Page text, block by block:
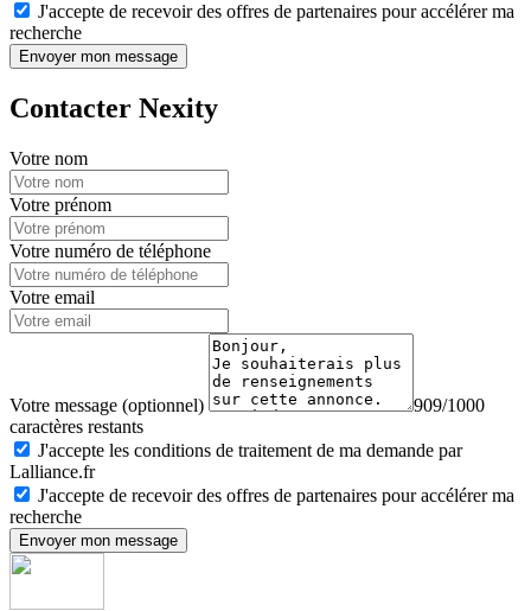
J'accepte de recevoir des offres de partenaires pour accélérer ma
recherche
Envoyer mon message
Contacter Nexity
Votre nom
Votre prénom
Votre numéro de téléphone
Votre email
Votre message (optionnel)
909/1000
caractères restants
J'accepte les conditions de traitement de ma demande par
Lalliance.fr
J'accepte de recevoir des offres de partenaires pour accélérer ma
recherche
Envoyer mon message